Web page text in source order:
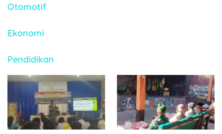
Otomotif
Ekonomi
Pendidikan